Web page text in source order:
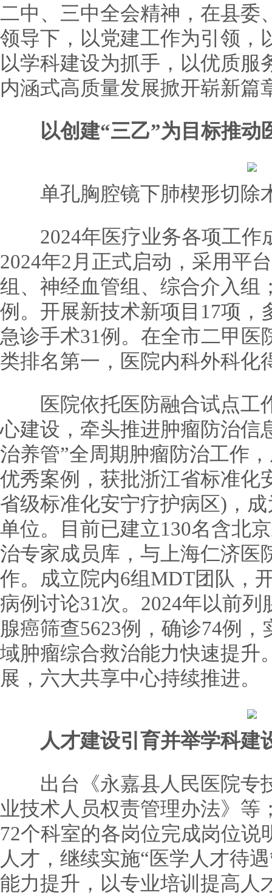
二中、三中全会精神，在县委
领导下，以党建工作为引领，
以学科建设为抓手，以优质服
内涵式高质量发展掀开崭新篇
以创建“三乙”为目标推动
单孔胸腔镜下肺楔形切除
2024年医疗业务各项工作
2024年2月正式启动，采用平
组、神经血管组、综合介入组
例。开展新技术新项目17项，
急诊手术31例。在全市二甲医
类排名第一，医院内科外科化
医院依托医防融合试点工
心建设，牵头推进肿瘤防治信
治养管”全周期肿瘤防治工作
优秀案例，获批浙江省标准化
省级标准化安宁疗护病区)，
单位。目前已建立130名含北
治专家成员库，与上海仁济医
作。成立院内6组MDT团队，
病例讨论31次。2024年以前
腺癌筛查5623例，确诊74例
域肿瘤综合救治能力快速提升
展，六大共享中心持续推进。
人才建设引育并举学科建
出台《永嘉县人民医院专
业技术人员权责管理办法》等
72个科室的各岗位完成岗位
人才，继续实施“医学人才待
能力提升，以专业培训提高人